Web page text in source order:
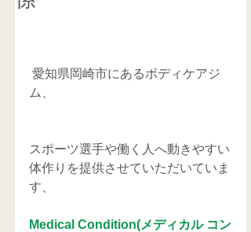
ム、
スポーツ選手や働く人へ動きやすい
体作りを提供させていただいていま
す、
Medical Condition(メディカル コン